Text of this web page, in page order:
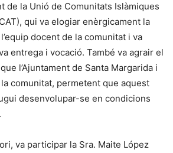
de la Unió de Comunitats Islàmiques
qui va elogiar enèrgicament la
docent de la comunitat i va
entrega i vocació. També va agrair el
l’Ajuntament de Santa Margarida i
comunitat, permetent que aquest
desenvolupar-se en condicions
va participar la Sra. Maite López